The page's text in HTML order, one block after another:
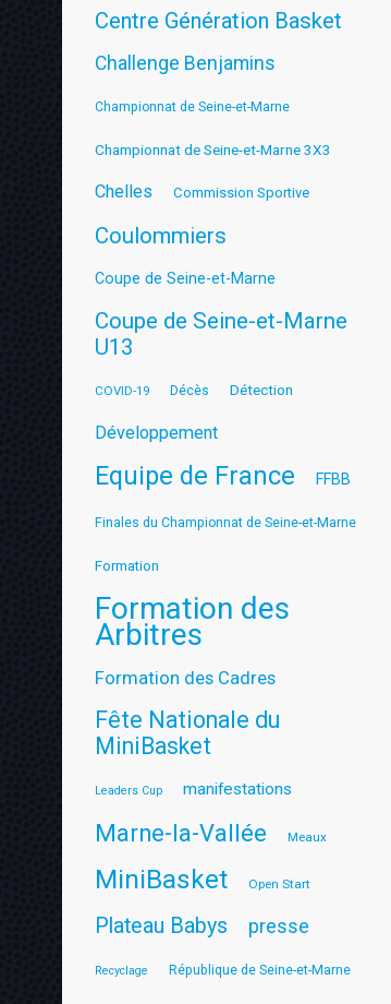
Centre Génération Basket
Challenge Benjamins
Championnat de Seine-et-Marne
Championnat de Seine-et-Marne 3X3
Chelles Commission Sportive
Coulommiers
Coupe de Seine-et-Marne
Coupe de Seine-et-Marne
U13
COVID-19 Décès Détection
Développement
Equipe de France FFBB
Finales du Championnat de Seine-et-Marne
Formation
Formation des
Arbitres
Formation des Cadres
Fête Nationale du
MiniBasket
Leaders Cup manifestations
Marne-la-Vallée Meaux
MiniBasket Open Start
Plateau Babys presse
Recyclage République de Seine-et-Marne